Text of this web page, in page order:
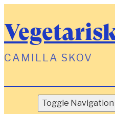
CAMILLA SKOV
Toggle Navigation